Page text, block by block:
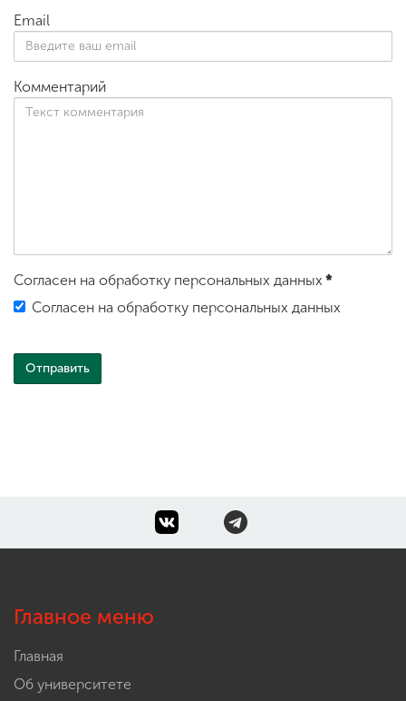
Email
Комментарий
Согласен на обработку персональных данных *
Согласен на обработку персональных данных
Главное меню
Главная
Об университете